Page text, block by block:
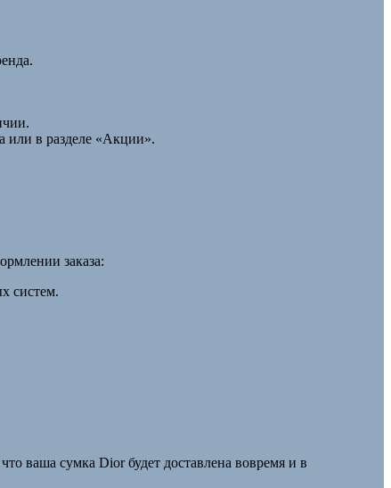
или в разделе «Акции».
заказа:
систем.
ваша сумка Dior будет доставлена вовремя и в